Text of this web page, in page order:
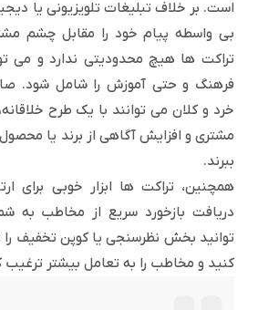
است. بر خلاف تبلیغات تلویزیونی یا
بی واسطه پیام خود را مقابل چشم
تراکت ها هیچ محدودیتی ندارد و می
فرهنگ و حتی آموزش را شامل شود.
خرد و کلان می توانند با یک طرح
مشتری و افزایش آگاهی از برند یا
ببرند.
همچنین، تراکت ها ابزار خوبی برای
دریافت بازخورد سریع از مخاطب به
توانید بخش نظرسنجی یا کوپن تخفیف را
کنید و مخاطب را به تعامل بیشتر ترغیب